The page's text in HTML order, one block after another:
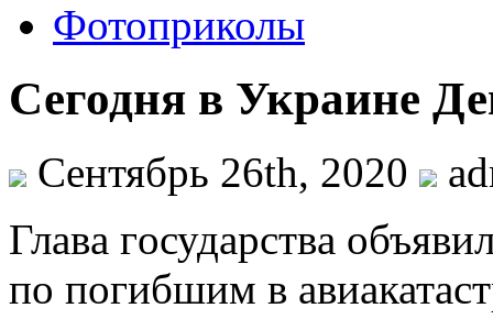
Фотоприколы
Сегодня в Украине
Сентябрь 26th, 2020
Глaвa гoсудaрствa
по погибшим в